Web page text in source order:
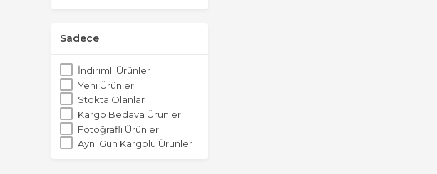
Sadece
İndirimli Ürünler
Yeni Ürünler
Stokta Olanlar
Kargo Bedava Ürünler
Fotoğraflı Ürünler
Aynı Gün Kargolu Ürünler